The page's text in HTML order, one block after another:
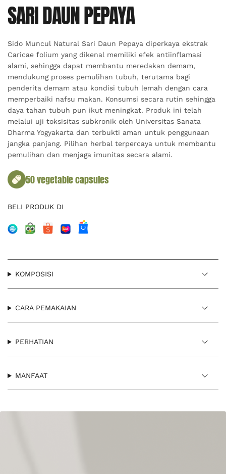
SARI DAUN PEPAYA
Sido Muncul Natural Sari Daun Pepaya diperkaya ekstrak
Caricae folium yang dikenal memiliki efek antiinflamasi
alami, sehingga dapat membantu meredakan demam,
mendukung proses pemulihan tubuh, terutama bagi
penderita demam atau kondisi tubuh lemah dengan cara
memperbaiki nafsu makan. Konsumsi secara rutin sehingga
daya tahan tubuh pun ikut meningkat. Produk ini telah
melalui uji toksisitas subkronik oleh Universitas Sanata
Dharma Yogyakarta dan terbukti aman untuk penggunaan
jangka panjang. Pilihan herbal terpercaya untuk membantu
pemulihan dan menjaga imunitas secara alami.
50 vegetable capsules
BELI PRODUK DI
KOMPOSISI
CARA PEMAKAIAN
PERHATIAN
MANFAAT